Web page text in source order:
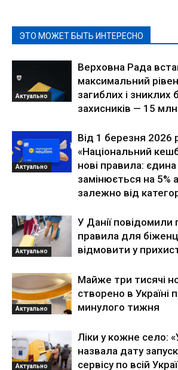
ЭТО МОЖЕТ БЫТЬ ИНТЕРЕСНО
Актуально
Верховна Рада
максимальний
загиблих і зниклих
захисників — 15
Актуально
Від 1 березня 2026
«Національний
нові правила:
замінюється на 5%
залежно від
Актуально
У Данії повідомили
правила для
відмовити у
Актуально
Майже три тисячі
створено в Україні
минулого тижня
Актуально
Ліки у кожне село:
назвала дату
сервісу по всій